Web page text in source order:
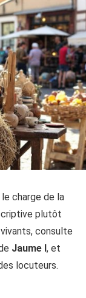
le charge de la
plutôt
consulte
Jaume I, et
locuteurs.